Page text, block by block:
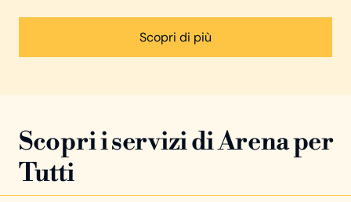
Scopri di più
Scopri i servizi di Arena per
Tutti